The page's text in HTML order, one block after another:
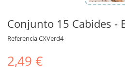
Conjunto 15 Cabides -
ReferenciaCXVerd4
2,49 €